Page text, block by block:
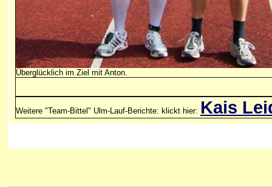
Überglücklich im Ziel mit Anton.
Weitere "Team-Bittel" Ulm-Lauf-Berichte: klickt hier: Kais